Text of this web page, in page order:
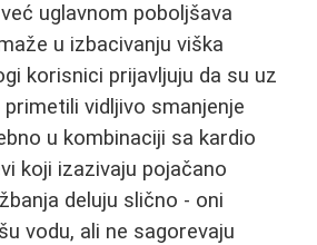
uglavnom poboljšava
u izbacivanju viška
korisnici prijavljuju da su uz
primetili vidljivo smanjenje
u kombinaciji sa kardio
koji izazivaju pojačano
deluju slično - oni
vodu, ali ne sagorevaju